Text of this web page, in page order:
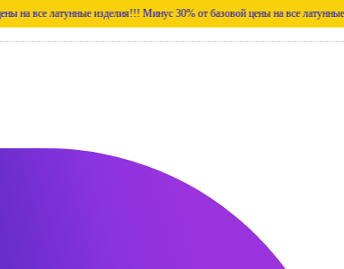
изделия!!! Минус 30% от базовой цены на все латунные изделия!!!